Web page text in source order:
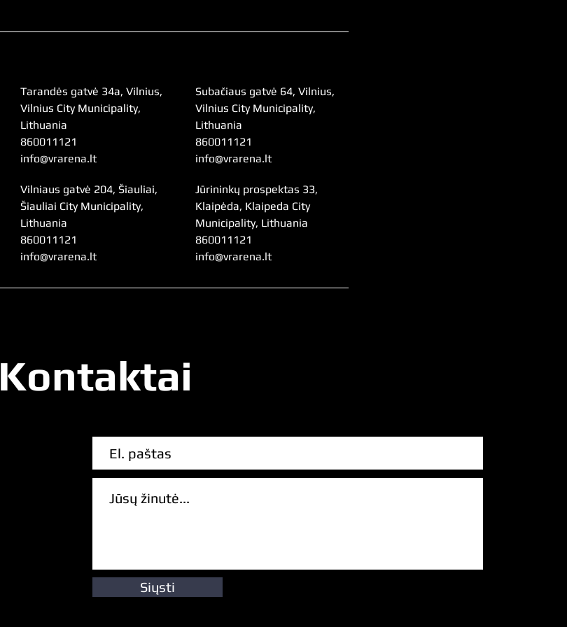
Tarandės gatvė 34a, Vilnius,
Vilnius City Municipality,
Lithuania
860011121
info@vrarena.lt
Subačiaus gatvė 64, Vilnius,
Vilnius City Municipality,
Lithuania
860011121
info@vrarena.lt
Vilniaus gatvė 204, Šiauliai,
Šiauliai City Municipality,
Lithuania
860011121
info@vrarena.lt
Jūrininkų prospektas 33,
Klaipėda, Klaipeda City
Municipality, Lithuania
860011121
info@vrarena.lt
Kontaktai
Siųsti